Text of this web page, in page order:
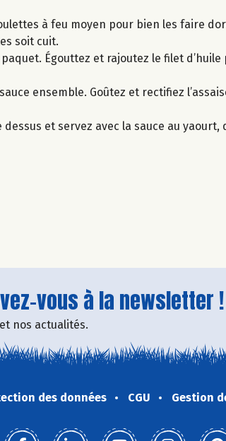
à feu moyen pour bien les faire
soit cuit.
Égouttez et rajoutez le filet d’huile
ensemble. Goûtez et rectifiez
et servez avec la sauce au yaourt,
vous à la newsletter !
nos actualités.
des données CGU Gestion